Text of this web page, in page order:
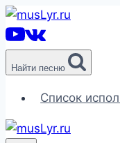
Перейти
к
содержимому
Найти песню
Список